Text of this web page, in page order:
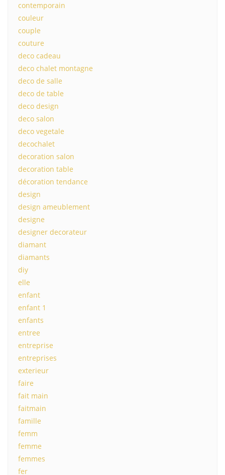
contemporain
couleur
couple
couture
deco cadeau
deco chalet montagne
deco de salle
deco de table
deco design
deco salon
deco vegetale
decochalet
decoration salon
decoration table
décoration tendance
design
design ameublement
designe
designer decorateur
diamant
diamants
diy
elle
enfant
enfant 1
enfants
entree
entreprise
entreprises
exterieur
faire
fait main
faitmain
famille
femm
femme
femmes
fer